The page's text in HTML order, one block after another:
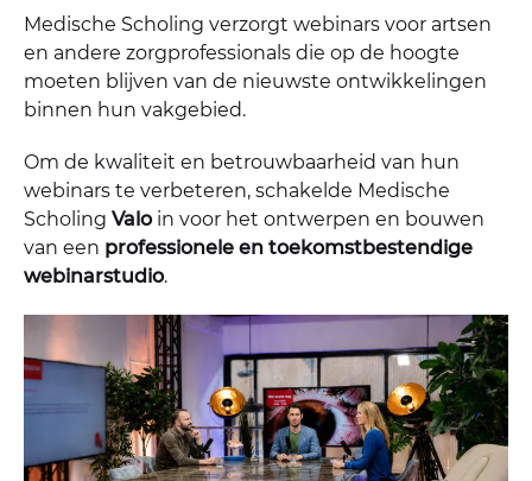
Medische Scholing verzorgt webinars voor artsen
en andere zorgprofessionals die op de hoogte
moeten blijven van de nieuwste ontwikkelingen
binnen hun vakgebied.
Om de kwaliteit en betrouwbaarheid van hun
webinars te verbeteren, schakelde Medische
Scholing Valo in voor het ontwerpen en bouwen
van een professionele en toekomstbestendige
webinarstudio.